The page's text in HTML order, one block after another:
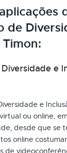
de
e
e
ou online,
desde que se
online
de